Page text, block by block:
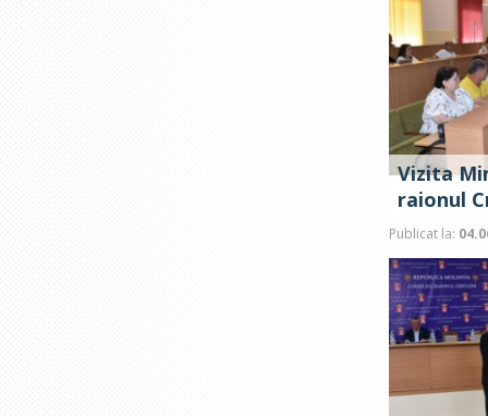
Vizita
raionul
Publicat la: